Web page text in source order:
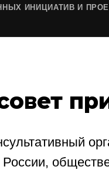
ИНИЦИАТИВ И